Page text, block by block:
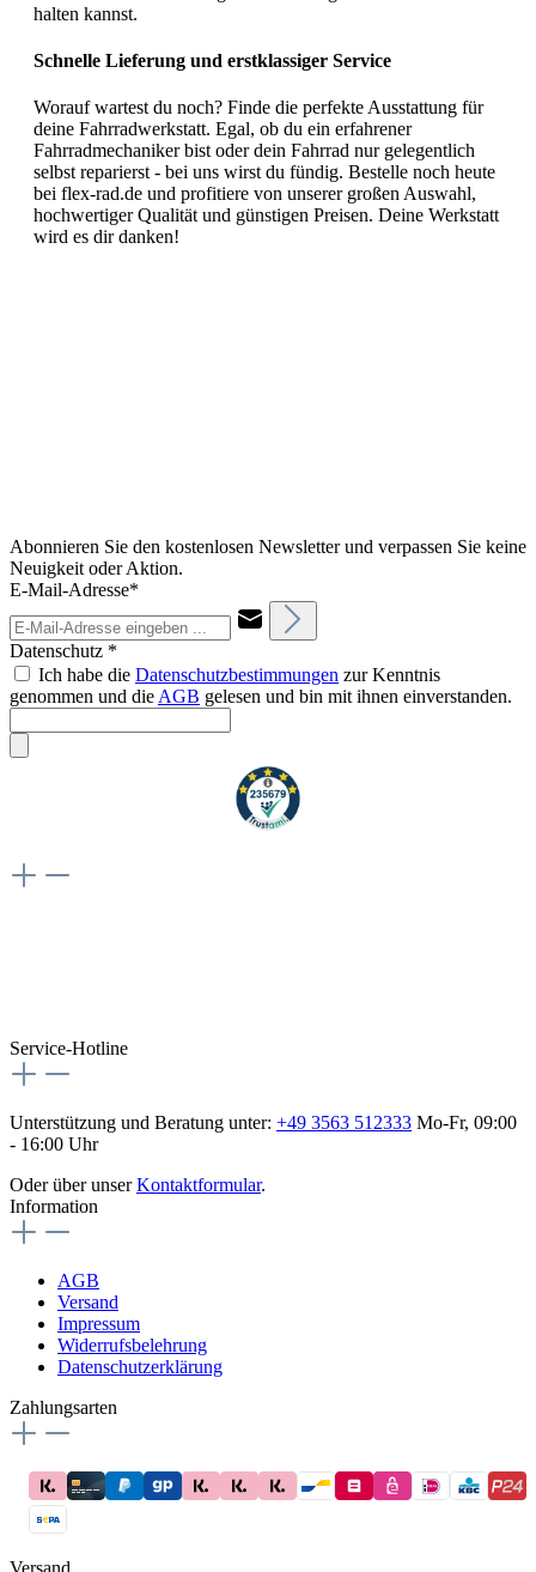
halten kannst.
Schnelle Lieferung und erstklassiger Service
Worauf wartest du noch? Finde die perfekte Ausstattung für
deine Fahrradwerkstatt. Egal, ob du ein erfahrener
Fahrradmechaniker bist oder dein Fahrrad nur gelegentlich
selbst reparierst - bei uns wirst du fündig. Bestelle noch heute
bei flex-rad.de und profitiere von unserer großen Auswahl,
hochwertiger Qualität und günstigen Preisen. Deine Werkstatt
wird es dir danken!
Abonnieren Sie den kostenlosen Newsletter und verpassen Sie keine
Neuigkeit oder Aktion.
E-Mail-Adresse*
Datenschutz *
Ich habe die Datenschutzbestimmungen zur Kenntnis
genommen und die AGB gelesen und bin mit ihnen einverstanden.
Service-Hotline
Unterstützung und Beratung unter: +49 3563 512333 Mo-Fr, 09:00
- 16:00 Uhr
Oder über unserKontaktformular.
Information
AGB
Versand
Impressum
Widerrufsbelehrung
Datenschutzerklärung
Zahlungsarten
Versand